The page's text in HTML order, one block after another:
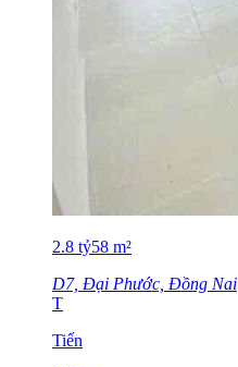
2.8 tỷ58 m²
D7, Đại Phước, Đồng Nai
T
Tiến